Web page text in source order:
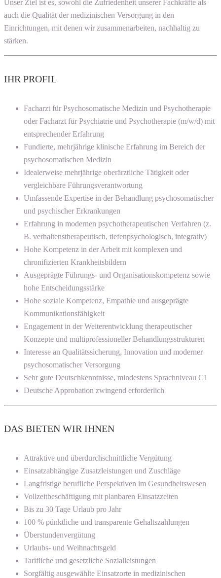
Unser Ziel ist es, sowohl die Zufriedenheit unserer Fachkräfte als
auch die Qualität der medizinischen Versorgung in den
Einrichtungen, mit denen wir zusammenarbeiten, nachhaltig zu
stärken.
IHR PROFIL
Facharzt für Psychosomatische Medizin und Psychotherapie
oder Facharzt für Psychiatrie und Psychotherapie (m/w/d) mit
entsprechender Erfahrung
Fundierte, mehrjährige klinische Erfahrung im Bereich der
psychosomatischen Medizin
Idealerweise mehrjährige oberärztliche Tätigkeit oder
vergleichbare Führungsverantwortung
Umfassende Expertise in der Behandlung psychosomatischer
und psychischer Erkrankungen
Erfahrung in modernen psychotherapeutischen Verfahren (z.
B. verhaltenstherapeutisch, tiefenpsychologisch, integrativ)
Hohe Kompetenz in der Arbeit mit komplexen und
chronifizierten Krankheitsbildern
Ausgeprägte Führungs- und Organisationskompetenz sowie
hohe Entscheidungsstärke
Hohe soziale Kompetenz, Empathie und ausgeprägte
Kommunikationsfähigkeit
Engagement in der Weiterentwicklung therapeutischer
Konzepte und multiprofessioneller Behandlungsstrukturen
Interesse an Qualitätssicherung, Innovation und moderner
psychosomatischer Versorgung
Sehr gute Deutschkenntnisse, mindestens Sprachniveau C1
Deutsche Approbation zwingend erforderlich
DAS BIETEN WIR IHNEN
Attraktive und überdurchschnittliche Vergütung
Einsatzabhängige Zusatzleistungen und Zuschläge
Langfristige berufliche Perspektiven im Gesundheitswesen
Vollzeitbeschäftigung mit planbaren Einsatzzeiten
Bis zu 30 Tage Urlaub pro Jahr
100 % pünktliche und transparente Gehaltszahlungen
Überstundenvergütung
Urlaubs- und Weihnachtsgeld
Tarifliche und gesetzliche Sozialleistungen
Sorgfältig ausgewählte Einsatzorte in medizinischen